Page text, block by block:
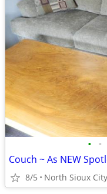
• •
Couch ~ As NEW
8/5 North Sioux